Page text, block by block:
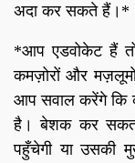
अदा कर सकते हैं।*
*आप एडवोकेट हैं
कमज़ोरों और
आप सवाल करेंगे कि
है। बेशक कर
पहुँचेगी या उसकी